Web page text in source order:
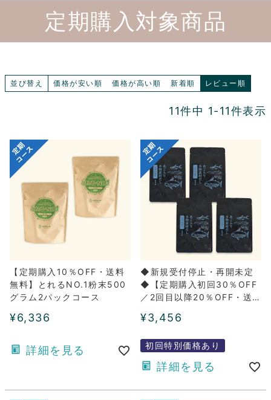
定期購入対象商品
並び替え 価格が安い順 価格が高い順 新着順 レビュー順
11件中 1-11件表示
【定期購入10％OFF・送料
無料】とれるNO.1粉末500
グラム2パックコース
¥6,336
詳細を見る
◆新規受付停止・再開未定
◆【定期購入初回30％OFF
／2回目以降20％OFF・送
だし(まるごと粉末)4パック
¥3,456
初回特別価格あり
詳細を見る